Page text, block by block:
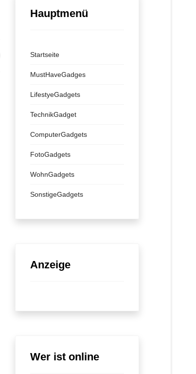
Hauptmenü
Startseite
MustHaveGadges
LifestyeGadgets
TechnikGadget
ComputerGadgets
FotoGadgets
WohnGadgets
SonstigeGadgets
Anzeige
Wer ist online